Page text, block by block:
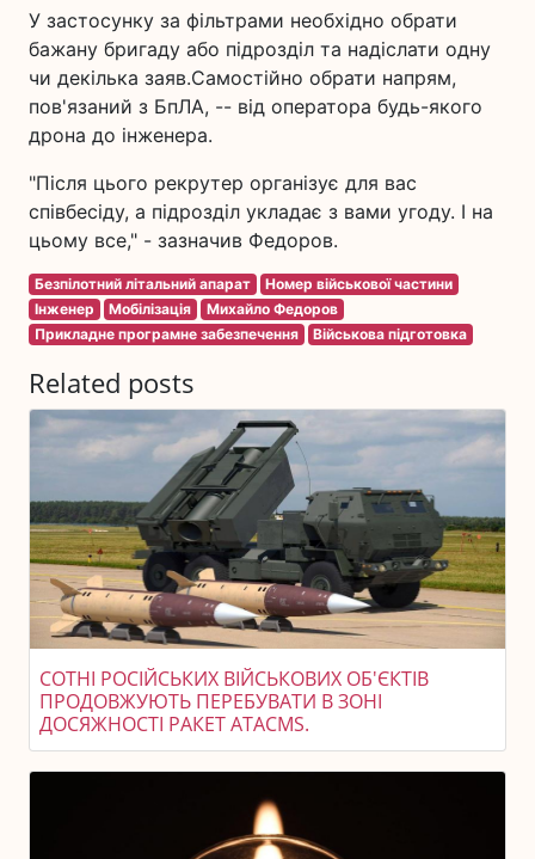
У застосунку за фільтрами необхідно обрати
бажану бригаду або підрозділ та надіслати одну
чи декілька заяв.Самостійно обрати напрям,
пов'язаний з БпЛА, -- від оператора будь-якого
дрона до інженера.
"Після цього рекрутер організує для вас
співбесіду, а підрозділ укладає з вами угоду. І на
цьому все," - зазначив Федоров.
Безпілотний літальний апарат
Номер військової частини
Інженер
Мобілізація
Михайло Федоров
Прикладне програмне забезпечення
Військова підготовка
Related posts
СОТНІ РОСІЙСЬКИХ ВІЙСЬКОВИХ ОБ'ЄКТІВ
ПРОДОВЖУЮТЬ ПЕРЕБУВАТИ В ЗОНІ
ДОСЯЖНОСТІ РАКЕТ ATACMS.